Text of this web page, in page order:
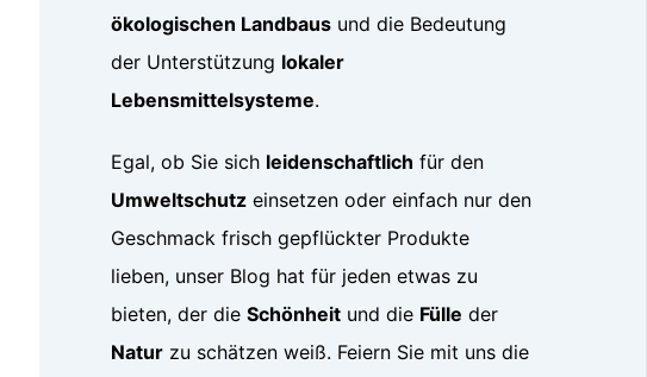
ökologischen Landbaus und die Bedeutung
der Unterstützung lokaler
Lebensmittelsysteme.
Egal, ob Sie sich leidenschaftlich für den
Umweltschutz einsetzen oder einfach nur den
Geschmack frisch gepflückter Produkte
lieben, unser Blog hat für jeden etwas zu
bieten, der die Schönheit und die Fülle der
Natur zu schätzen weiß. Feiern Sie mit uns die